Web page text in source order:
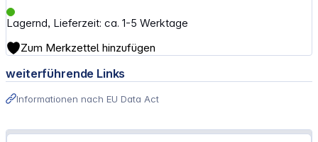
Lagernd, Lieferzeit: ca. 1-5 Werktage
Zum Merkzettel hinzufügen
weiterführende Links
Informationen nach EU Data Act